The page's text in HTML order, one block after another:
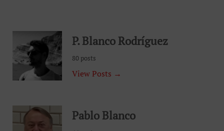
P. Blanco Rodríguez
80 posts
View Posts →
Pablo Blanco